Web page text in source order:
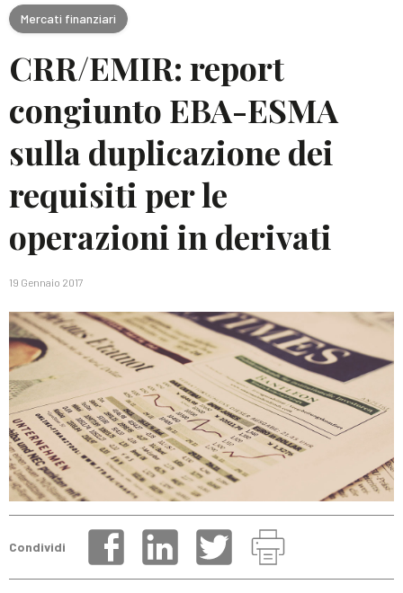
Mercati finanziari
CRR/EMIR: report
congiunto EBA-ESMA
sulla duplicazione dei
requisiti per le
operazioni in derivati
19 Gennaio 2017
Condividi